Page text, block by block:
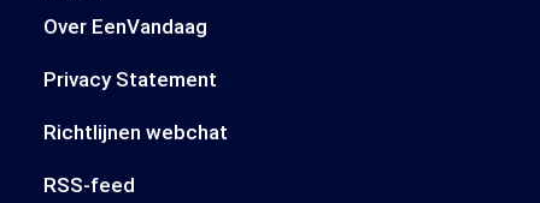
Over EenVandaag
Privacy Statement
Richtlijnen webchat
RSS-feed